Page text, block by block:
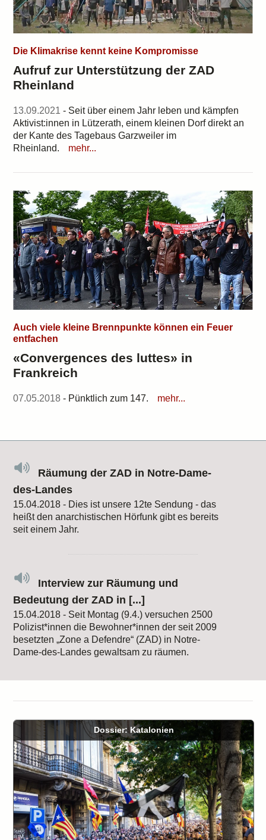
Die Klimakrise kennt keine Kompromisse
Aufruf zur Unterstützung der ZAD
Rheinland
13.09.2021 - Seit über einem Jahr leben und kämpfen
Aktivist:innen in Lützerath, einem kleinen Dorf direkt an
der Kante des Tagebaus Garzweiler im
Rheinland.
mehr...
Auch viele kleine Brennpunkte können ein Feuer
entfachen
«Convergences des luttes» in
Frankreich
07.05.2018 - Pünktlich zum 147. mehr...
Räumung der ZAD in Notre-Dame-
des-Landes
15.04.2018 - Dies ist unsere 12te Sendung - das
heißt den anarchistischen Hörfunk gibt es bereits
seit einem Jahr.
Interview zur Räumung und
Bedeutung der ZAD in [...]
15.04.2018 - Seit Montag (9.4.) versuchen 2500
Polizist*innen die Bewohner*innen der seit 2009
besetzten „Zone a Defendre“ (ZAD) in Notre-
Dame-des-Landes gewaltsam zu räumen.
Dossier: Katalonien